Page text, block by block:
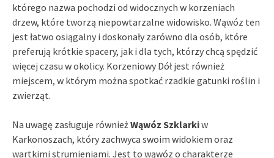
którego nazwa pochodzi od widocznych w korzeniach
drzew, które tworzą niepowtarzalne widowisko. Wąwóz ten
jest łatwo osiągalny i doskonały zarówno dla osób, które
preferują krótkie spacery, jak i dla tych, którzy chcą spędzić
więcej czasu w okolicy. Korzeniowy Dół jest również
miejscem, w którym można spotkać rzadkie gatunki roślin i
zwierząt.
Na uwagę zasługuje równieżWąwóz Szklarkiw
Karkonoszach, który zachwyca swoim widokiem oraz
wartkimi strumieniami. Jest to wąwóz o charakterze